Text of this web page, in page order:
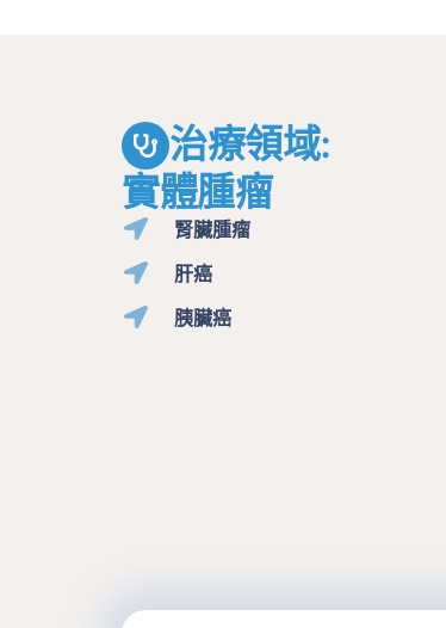
治療領域:
實體腫瘤
腎臟腫瘤
肝癌
胰臟癌